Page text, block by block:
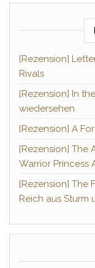
[Rezension]
Rivals
[Rezension] In
wiedersehen
[Rezension] A
[Rezension] The
Warrior Princess
[Rezension] The
Reich aus Sturm